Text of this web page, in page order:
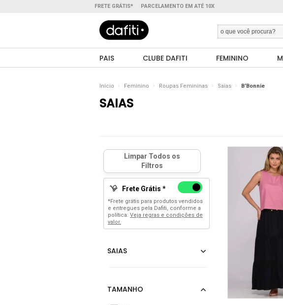
FRETE GRÁTIS* PARCELAMENTO EM ATÉ 10X
PAIS CLUBE DAFITI FEMININO
Início Feminino Roupas Femininas Saias B'Bonnie
SAIAS
Frete Grátis *
*Frete grátis para produtos vendidos
e entregues pela Dafiti, conforme a
política: Veja regras e condições de
valor.